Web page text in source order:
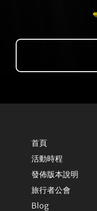
首頁
活動時程
發佈版本說明
旅行者公會
Blog